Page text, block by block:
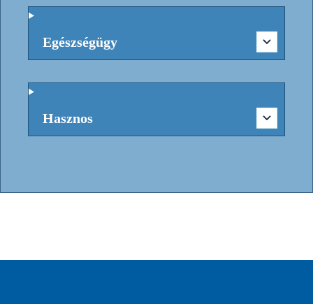
Egészségügy
Hasznos